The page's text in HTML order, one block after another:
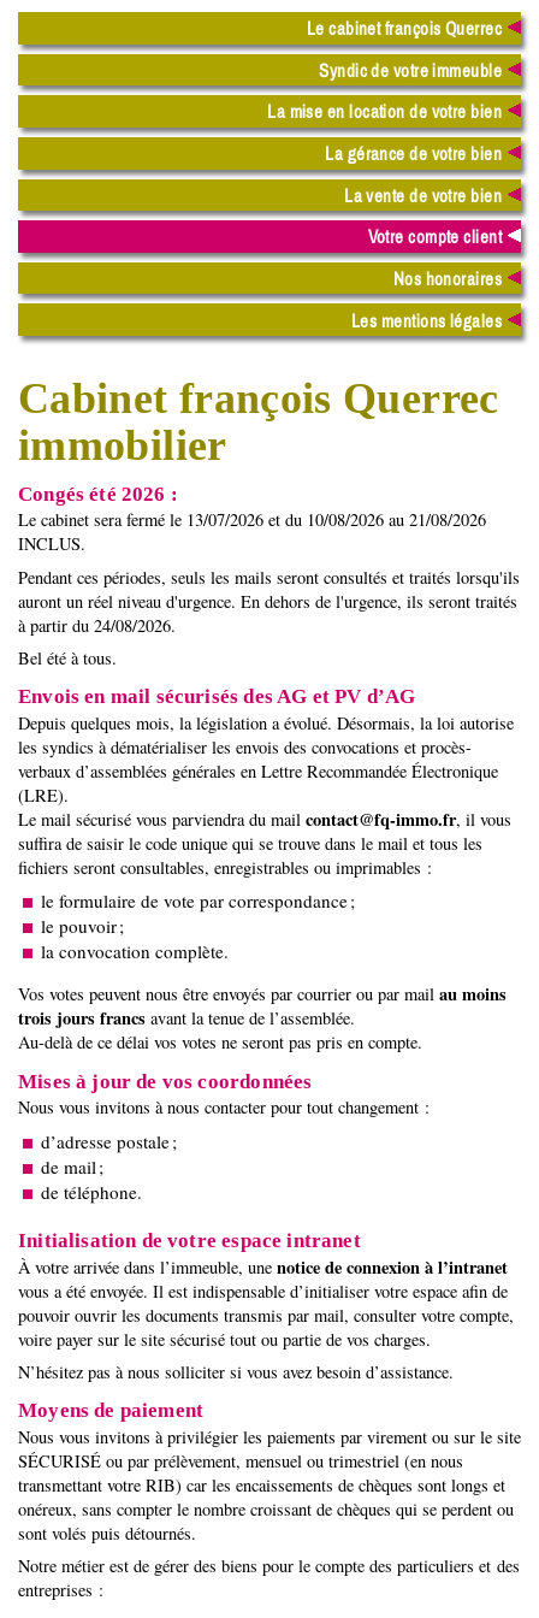
Le cabinet françois Querrec
Syndic de votre immeuble
La mise en location de votre bien
La gérance de votre bien
La vente de votre bien
Votre compte client
Nos honoraires
Les mentions légales
Cabinet françois Querrec
immobilier
Congés été 2026 :
Le cabinet sera fermé le 13/07/2026 et du 10/08/2026 au 21/08/2026
INCLUS.
Pendant ces périodes, seuls les mails seront consultés et traités lorsqu'ils
auront un réel niveau d'urgence. En dehors de l'urgence, ils seront traités
à partir du 24/08/2026.
Bel été à tous.
Envois en mail sécurisés des AG et PV d’AG
Depuis quelques mois, la législation a évolué. Désormais, la loi autorise
les syndics à dématérialiser les envois des convocations et procès-
verbaux d’assemblées générales en Lettre Recommandée Électronique
(LRE).
Le mail sécurisé vous parviendra du mail contact@fq-immo.fr, il vous
suffira de saisir le code unique qui se trouve dans le mail et tous les
fichiers seront consultables, enregistrables ou imprimables :
le formulaire de vote par correspondance ;
le pouvoir ;
la convocation complète.
Vos votes peuvent nous être envoyés par courrier ou par mail au moins
trois jours francs avant la tenue de l’assemblée.
Au-delà de ce délai vos votes ne seront pas pris en compte.
Mises à jour de vos coordonnées
Nous vous invitons à nous contacter pour tout changement :
d’adresse postale ;
de mail ;
de téléphone.
Initialisation de votre espace intranet
À votre arrivée dans l’immeuble, une notice de connexion à l’intranet
vous a été envoyée. Il est indispensable d’initialiser votre espace afin de
pouvoir ouvrir les documents transmis par mail, consulter votre compte,
voire payer sur le site sécurisé tout ou partie de vos charges.
N’hésitez pas à nous solliciter si vous avez besoin d’assistance.
Moyens de paiement
Nous vous invitons à privilégier les paiements par virement ou sur le site
SÉCURISÉ ou par prélèvement, mensuel ou trimestriel (en nous
transmettant votre RIB) car les encaissements de chèques sont longs et
onéreux, sans compter le nombre croissant de chèques qui se perdent ou
sont volés puis détournés.
Notre métier est de gérer des biens pour le compte des particuliers et des
entreprises :